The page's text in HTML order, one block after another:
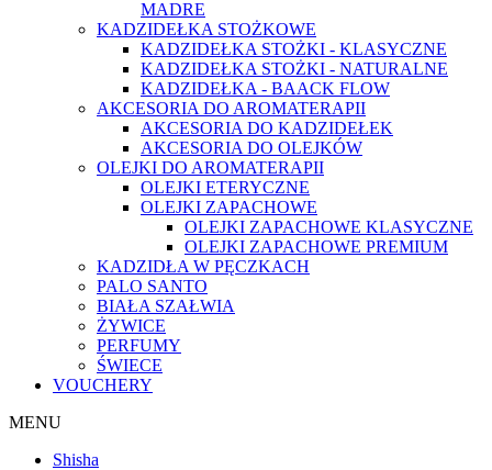
MADRE
KADZIDEŁKA STOŻKOWE
KADZIDEŁKA STOŻKI - KLASYCZNE
KADZIDEŁKA STOŻKI - NATURALNE
KADZIDEŁKA - BAACK FLOW
AKCESORIA DO AROMATERAPII
AKCESORIA DO KADZIDEŁEK
AKCESORIA DO OLEJKÓW
OLEJKI DO AROMATERAPII
OLEJKI ETERYCZNE
OLEJKI ZAPACHOWE
OLEJKI ZAPACHOWE KLASYCZNE
OLEJKI ZAPACHOWE PREMIUM
KADZIDŁA W PĘCZKACH
PALO SANTO
BIAŁA SZAŁWIA
ŻYWICE
PERFUMY
ŚWIECE
VOUCHERY
MENU
Shisha